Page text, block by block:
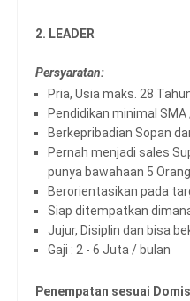
2. LEADER
Persyaratan:
Pria, Usia maks. 28
Pendidikan minimal
Berkepribadian Sopan
Pernah menjadi sales
punya bawahaan 5 Orang
Berorientasikan pada
Siap ditempatkan
Jujur, Disiplin dan bisa
Gaji : 2 - 6 Juta / bulan
Penempatan sesuai